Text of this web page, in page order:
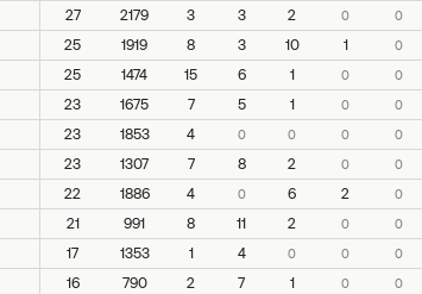
27 2179 3 3 2 0 0
25 1919 8 3 10 1 0
25 1474 15 6 1 0 0
23 1675 7 5 1 0 0
23 1853 4 0 0 0 0
23 1307 7 8 2 0 0
22 1886 4 0 6 2 0
21 991 8 11 2 0 0
17 1353 1 4 0 0 0
16 790 2 7 1 0 0